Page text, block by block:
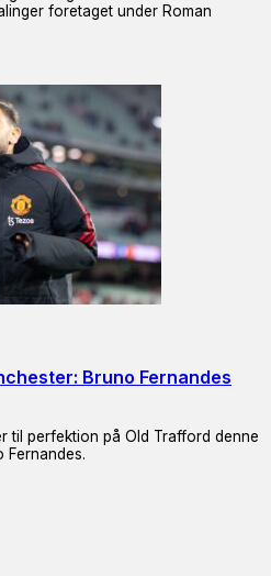
foretaget under Roman
Bruno Fernandes
til perfektion på Old Trafford denne
Fernandes.